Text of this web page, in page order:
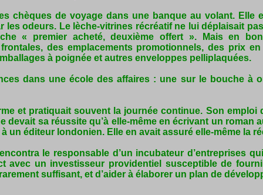
chèques de voyage dans une banque au volant.
odeurs. Le lèche-vitrines récréatif ne lui déplaisait
« premier acheté, deuxième offert ». Mais en
des emplacements promotionnels, des prix
à poignée et autres enveloppes pelliplaquées.
dans une école des affaires : une sur le bouche à
et pratiquait souvent la journée continue. Son
sa réussite qu’à elle-même en écrivant un
un éditeur londonien. Elle en avait assuré elle-même la
le responsable d’un incubateur d’entreprises
un investisseur providentiel susceptible de
suffisant, et d’aider à élaborer un plan de